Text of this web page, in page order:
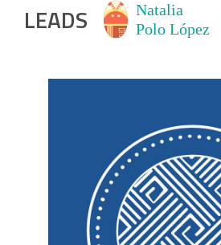
LEADS
Natalia
Polo López